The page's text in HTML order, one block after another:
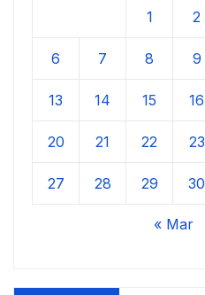
1 2
6 7 8 9
13 14 15 16
20 21 22 23
27 28 29 30
« Mar